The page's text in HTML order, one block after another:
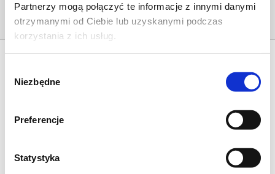
Partnerzy mogą połączyć te informacje z innymi danymi
otrzymanymi od Ciebie lub uzyskanymi podczas
korzystania z ich usług.
zgody
Niezbędne
Preferencje
Statystyka
SCHEMAT_M35_M_ERS
Home/Mobilus M35 ERS/schemat_m35_m_ers